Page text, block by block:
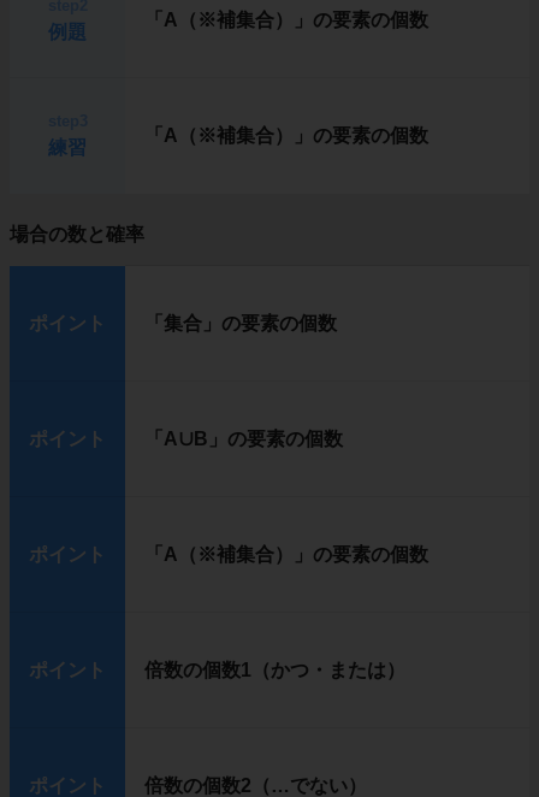
例題
「A（※補集合）」の要素の個数
練習
「A（※補集合）」の要素の個数
場合の数と確率
ポイント 「集合」の要素の個数
ポイント 「A∪B」の要素の個数
ポイント 「A（※補集合）」の要素の個数
ポイント 倍数の個数1（かつ・または）
ポイント 倍数の個数2（…でない）